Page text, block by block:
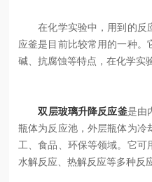
在化学实验中，用到的反
应釜是目前比较常用的一种
碱、抗腐蚀等特点，在化学实
双层玻璃升降反应釜是由
瓶体为反应池，外层瓶体为冷
工、食品、环保等领域。它可
水解反应、热解反应等多种反